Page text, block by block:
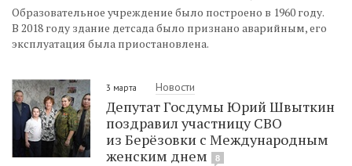
Образовательное учреждение было построено в 1960 году.
В 2018 году здание детсада было признано аварийным, его
эксплуатация была приостановлена.
3 марта Новости
Депутат Госдумы Юрий Швыткин
поздравил участницу СВО
из Берёзовки с Международным
женским днем
8